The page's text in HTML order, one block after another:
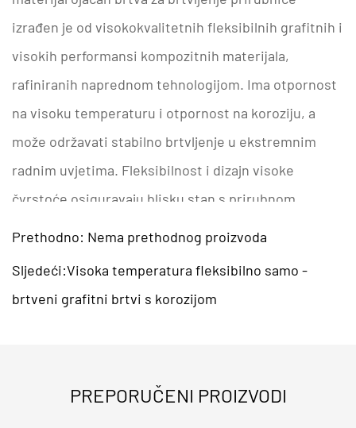
izrađen je od visokokvalitetnih fleksibilnih grafitnih i
visokih performansi kompozitnih materijala,
rafiniranih naprednom tehnologijom. Ima otpornost
na visoku temperaturu i otpornost na koroziju, a
može održavati stabilno brtvljenje u ekstremnim
radnim uvjetima. Fleksibilnost i dizajn visoke
čvrstoće osiguravaju blisku stan s prirubnom
energiji, brodogradnji i drugim industrijama, te je
ključna komponenta za osiguranje sigurnog rada
Kemijska industrija: koristi se za brtvljenje opreme
Prethodno: Nema prethodnog proizvoda
Sljedeći:Visoka temperatura fleksibilno samo -
brtveni grafitni brtvi s korozijom
PREPORUČENI PROIZVODI